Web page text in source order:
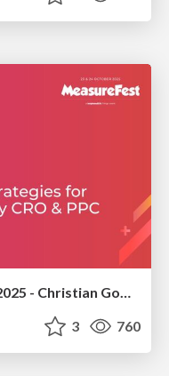
brightonSEO & MeasureFest 2025 - Christian Goodrich - Winning strategies for Black Friday CRO & PPC
3 760